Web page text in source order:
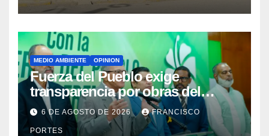
MEDIO AMBIENTE OPINION
Fuerza del Pueblo exige
transparencia por obras del
Gobierno en Los Jardines del
Norte
6 DE AGOSTO DE 2026 FRANCISCO
PORTES